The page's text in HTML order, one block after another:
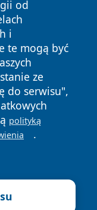
od
i
te mogą być
ze
do serwisu",
polityką
.
prawa
Polityka
Cookies